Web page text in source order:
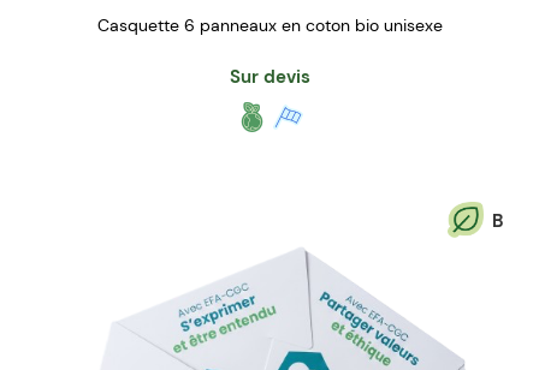
Casquette 6 panneaux en coton bio unisexe
Sur devis
B